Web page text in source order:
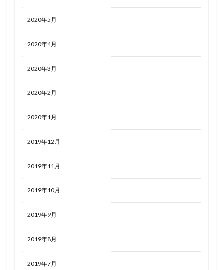
2020年5月
2020年4月
2020年3月
2020年2月
2020年1月
2019年12月
2019年11月
2019年10月
2019年9月
2019年8月
2019年7月